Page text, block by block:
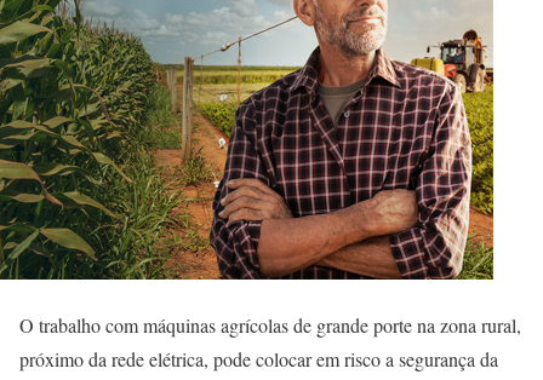
O trabalho com máquinas agrícolas de grande porte na zona rural,
próximo da rede elétrica, pode colocar em risco a segurança da